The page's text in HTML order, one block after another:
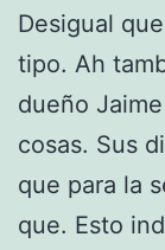
Desigual
tipo. Ah
dueño
cosas. Sus
que para la
que. Esto